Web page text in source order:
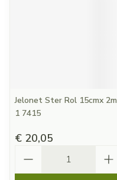
Jelonet Ster Rol 15cmx 2m
1 7415
€ 20,05